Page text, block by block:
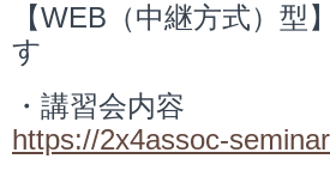
【WEB（中継方式）
す
・講習会内容
https://2x4assoc-